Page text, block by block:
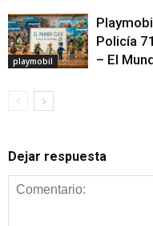
playmobil
Policía
– El
Dejar respuesta